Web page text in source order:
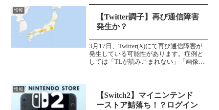
害に見舞われるか分からない時代になり
ました。自宅のパソ...
情報
【Twitter調子】再び通信障害
発生か？
3月17日、Twitter(X)にて再び通信障害が
発生している可能性があります。症例と
しては「TLが読みこまれない」「画像が
環境ではあまり感じませんでしたが、前
回の通信...
情報
【Switch2】マイニンテンド
ーストア鯖落ち！？ログイン